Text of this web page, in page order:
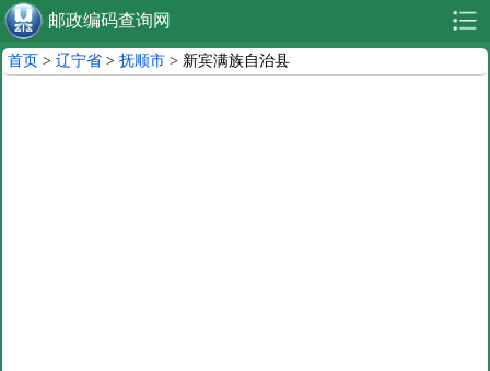
邮政编码查询网
首页 >辽宁省 >抚顺市 > 新宾满族自治县